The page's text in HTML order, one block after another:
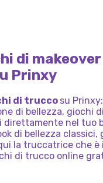
di
Prinxy
di trucco su
di bellezza, giochi
nel tuo
di bellezza
la truccatrice che
di trucco online